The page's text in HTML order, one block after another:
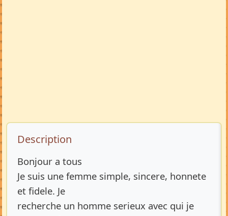
Description de l’annonce
Description
Bonjour a tous
Je suis une femme simple, sincere, honnete
et fidele. Je
recherche un homme serieux avec qui je